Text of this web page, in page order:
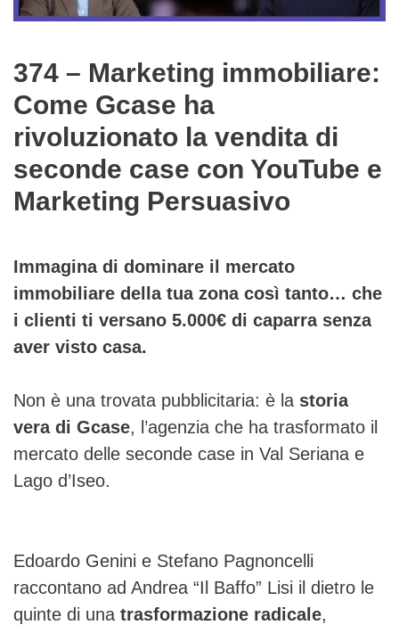
374 – Marketing immobiliare:
Come Gcase ha
rivoluzionato la vendita di
seconde case con YouTube e
Marketing Persuasivo
Immagina di dominare il mercato
immobiliare della tua zona così tanto… che
i clienti ti versano 5.000€ di caparra senza
aver visto casa.
Non è una trovata pubblicitaria: è la storia
vera di Gcase, l’agenzia che ha trasformato il
mercato delle seconde case in Val Seriana e
Lago d’Iseo.
Edoardo Genini e Stefano Pagnoncelli
raccontano ad Andrea “Il Baffo” Lisi il dietro le
quinte di una trasformazione radicale,